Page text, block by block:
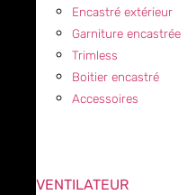
Encastré extérieur
Garniture encastrée
Trimless
Boitier encastré
Accessoires
VENTILATEUR